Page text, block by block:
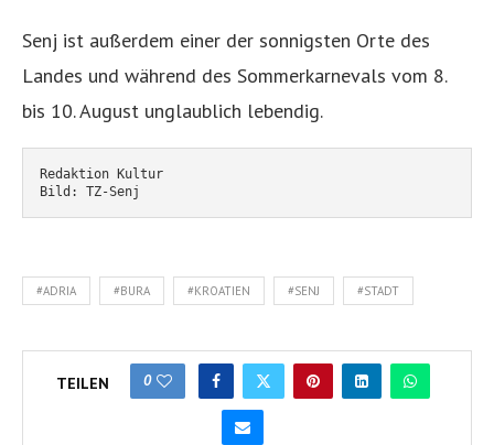
Senj ist außerdem einer der sonnigsten Orte des
Landes und während des Sommerkarnevals vom 8.
bis 10. August unglaublich lebendig.
Redaktion Kultur
Bild: TZ-Senj
#ADRIA #BURA #KROATIEN #SENJ #STADT
TEILEN 0